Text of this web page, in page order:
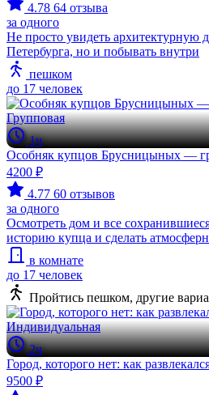
4.78 64 отзыва
за одного
Не просто увидеть архитектурную
Петербурга, но и побывать внутри
пешком
до 17 человек
Групповая
1ч
Особняк купцов Брусницыных —
4200 ₽
4.77 60 отзывов
за одного
Осмотреть дом и все
историю купца и сделать
в комнате
до 17 человек
Пройтись пешком, другие
Индивидуальная
2ч
Город, которого нет: как
9500 ₽